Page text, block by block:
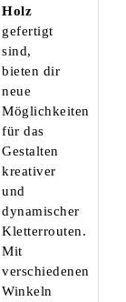
Holz
gefertigt
sind,
bieten dir
neue
Möglichkeiten
für das
Gestalten
kreativer
und
dynamischer
Kletterrouten.
Mit
verschiedenen
Winkeln